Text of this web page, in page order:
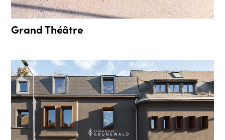
Grand Théâtre